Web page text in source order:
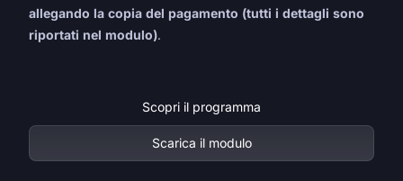
allegando la copia del pagamento (tutti i dettagli sono
riportati nel modulo).
Scopri il programma
Scarica il modulo